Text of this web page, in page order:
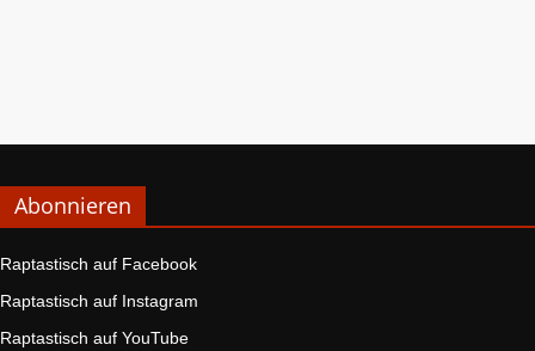
Abonnieren
Raptastisch auf Facebook
Raptastisch auf Instagram
Raptastisch auf YouTube